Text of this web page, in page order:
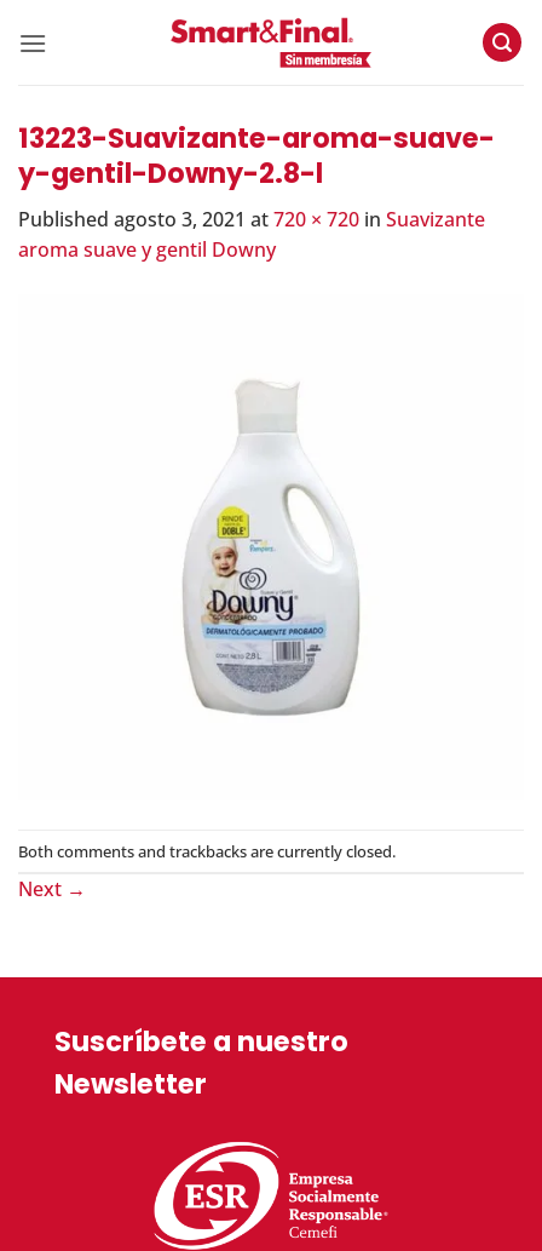
13223-Suavizante-aroma-suave-
y-gentil-Downy-2.8-l
Published agosto 3, 2021 at720 × 720 in Suavizante
aroma suave y gentil Downy
Both comments and trackbacks are currently closed.
Next →
Suscríbete a nuestro
Newsletter